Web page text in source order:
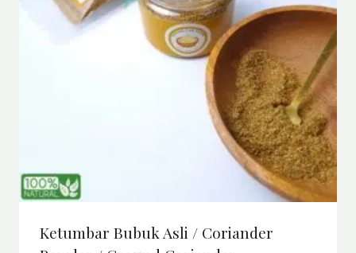
Ketumbar Bubuk Asli / Coriander